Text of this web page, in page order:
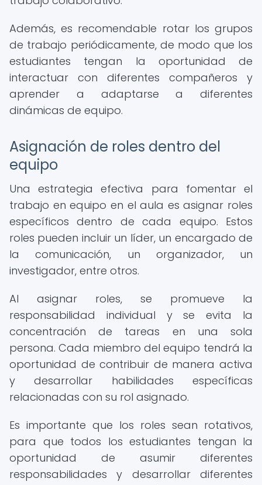
Además, es recomendable rotar los grupos
de trabajo periódicamente, de modo que los
estudiantes tengan la oportunidad de
interactuar con diferentes compañeros y
aprender a adaptarse a diferentes
dinámicas de equipo.
Asignación de roles dentro del
equipo
Una estrategia efectiva para fomentar el
trabajo en equipo en el aula es asignar roles
específicos dentro de cada equipo. Estos
roles pueden incluir un líder, un encargado de
la comunicación, un organizador, un
investigador, entre otros.
Al asignar roles, se promueve la
responsabilidad individual y se evita la
concentración de tareas en una sola
persona. Cada miembro del equipo tendrá la
oportunidad de contribuir de manera activa
y desarrollar habilidades específicas
relacionadas con su rol asignado.
Es importante que los roles sean rotativos,
para que todos los estudiantes tengan la
oportunidad de asumir diferentes
responsabilidades y desarrollar diferentes